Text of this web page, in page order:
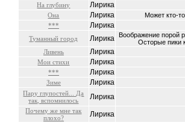
На глубину Лирика
Она Лирика
Может кто-
***
Лирика
Туманный город Лирика
Воображение порой
Осторые пики
Ливень
Лирика
Мои стихи Лирика
*** Лирика
Зиме Лирика
Пару глупостей... Да
так, вспомнилось
Лирика
Почему же мне так
плохо?
Лирика